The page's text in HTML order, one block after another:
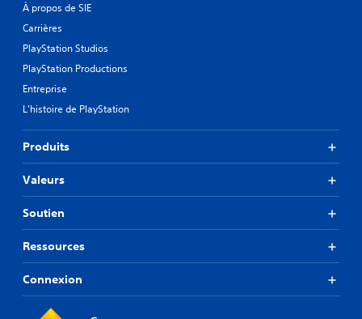
À propos de SIE
Carrières
PlayStation Studios
PlayStation Productions
Entreprise
L'histoire de PlayStation
Produits
Valeurs
Soutien
Ressources
Connexion